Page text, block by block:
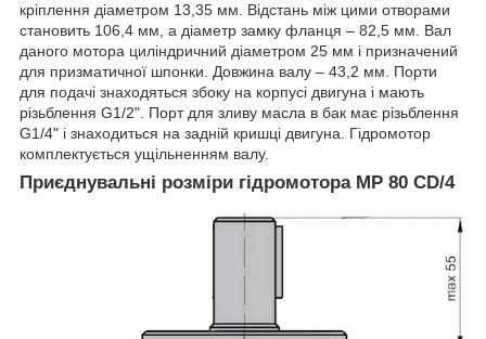
кріплення діаметром 13,35 мм. Відстань між цими отворами
становить 106,4 мм, а діаметр замку фланця – 82,5 мм. Вал
даного мотора циліндричний діаметром 25 мм і призначений
для призматичної шпонки. Довжина валу – 43,2 мм. Порти
для подачі знаходяться збоку на корпусі двигуна і мають
різьблення G1/2". Порт для зливу масла в бак має різьблення
G1/4" і знаходиться на задній кришці двигуна. Гідромотор
комплектується ущільненням валу.
Приєднувальні розміри гідромотора MP 80 CD/4